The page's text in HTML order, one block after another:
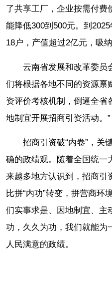
了共享工厂，企业按需付费
能降低300到500元。到
18户，产值超过2亿元，吸
云南省发展和改革委员
们将根据各地不同的资源禀
资评价考核机制，倒逼全省
地制宜开展招商引资活动。”
招商引资破“内卷”，关
确的政绩观。随着全国统一
来越多地方认识到，招商引
比拼“内功”转变，拼营商环
们实事求是、因地制宜、主
功，久久为功，我们就能为
人民满意的政绩。